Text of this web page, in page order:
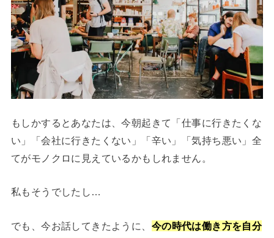
もしかするとあなたは、今朝起きて「仕事に行きたくな
い」「会社に行きたくない」「辛い」「気持ち悪い」全
てがモノクロに見えているかもしれません。
私もそうでしたし…
でも、今お話してきたように、 今の時代は働き方を自分